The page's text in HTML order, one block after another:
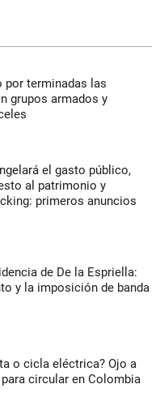
por terminadas las
grupos armados y
el gasto público,
al patrimonio y
primeros anuncios
de De la Espriella:
y la imposición de banda
o cicla eléctrica? Ojo a
circular en Colombia